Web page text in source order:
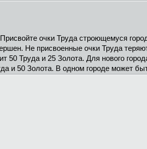
очки Труда строющемуся
Не присвоенные очки Труда
50 Труда и 25 Золота. Для нового
и 50 Золота. В одном городе может